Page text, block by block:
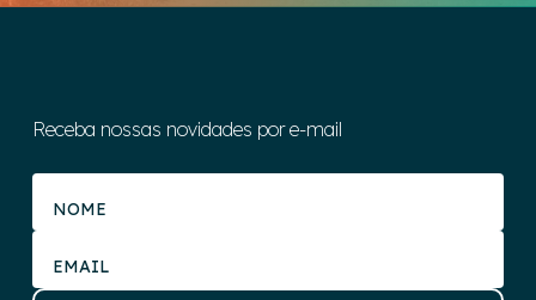
Receba nossas novidades por e-mail